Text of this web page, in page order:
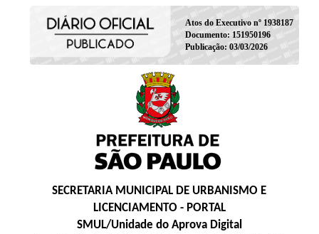
Atos do Executivo nº 1938187
Documento: 151950196
Publicação: 03/03/2026
SECRETARIA MUNICIPAL DE URBANISMO E
LICENCIAMENTO - PORTAL
SMUL/Unidade do Aprova Digital